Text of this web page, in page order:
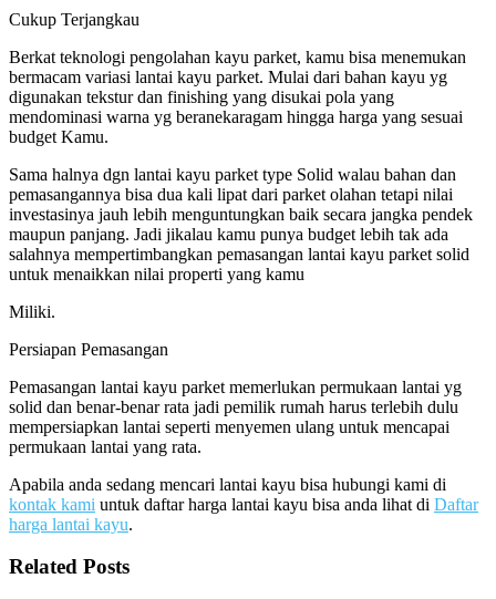
Cukup Terjangkau
Berkat teknologi pengolahan kayu parket, kamu bisa menemukan
bermacam variasi lantai kayu parket. Mulai dari bahan kayu yg
digunakan tekstur dan finishing yang disukai pola yang
mendominasi warna yg beranekaragam hingga harga yang sesuai
budget Kamu.
Sama halnya dgn lantai kayu parket type Solid walau bahan dan
pemasangannya bisa dua kali lipat dari parket olahan tetapi nilai
investasinya jauh lebih menguntungkan baik secara jangka pendek
maupun panjang. Jadi jikalau kamu punya budget lebih tak ada
salahnya mempertimbangkan pemasangan lantai kayu parket solid
untuk menaikkan nilai properti yang kamu
Miliki.
Persiapan Pemasangan
Pemasangan lantai kayu parket memerlukan permukaan lantai yg
solid dan benar-benar rata jadi pemilik rumah harus terlebih dulu
mempersiapkan lantai seperti menyemen ulang untuk mencapai
permukaan lantai yang rata.
Apabila anda sedang mencari lantai kayu bisa hubungi kami di
kontak kami untuk daftar harga lantai kayu bisa anda lihat di Daftar
harga lantai kayu.
Related Posts